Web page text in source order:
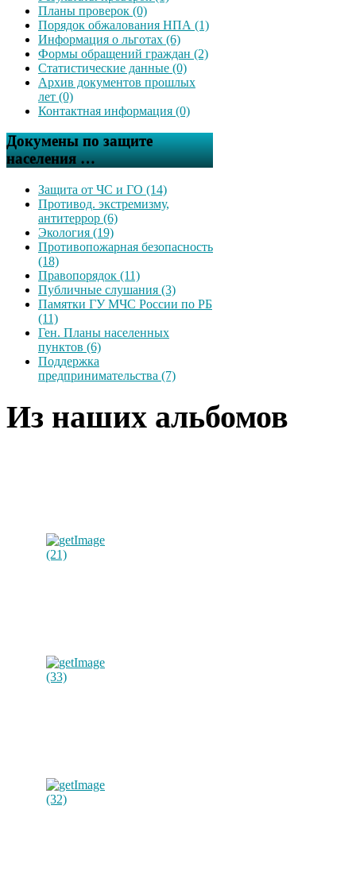
Планы проверок (0)
Порядок обжалования НПА (1)
Информация о льготах (6)
Формы обращений граждан (2)
Статистические данные (0)
Архив документов прошлых
лет (0)
Контактная информация (0)
Докумены по защите
населения …
Защита от ЧС и ГО (14)
Противод. экстремизму,
антитеррор (6)
Экология (19)
Противопожарная безопасность
(18)
Правопорядок (11)
Публичные слушания (3)
Памятки ГУ МЧС России по РБ
(11)
Ген. Планы населенных
пунктов (6)
Поддержка
предпринимательства (7)
Из наших альбомов